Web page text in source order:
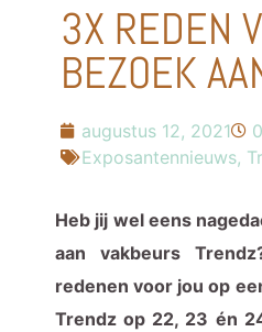
3X REDEN
BEZOEK
augustus 12, 2021
Exposantennieuws,
Heb jij wel eens
aan vakbeurs
redenen voor jou op
Trendz op 22, 23 én